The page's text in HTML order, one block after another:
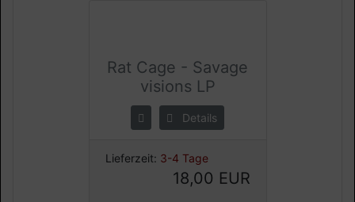
Rat Cage - Savage
visions LP
Details
Lieferzeit: 3-4 Tage
18,00 EUR